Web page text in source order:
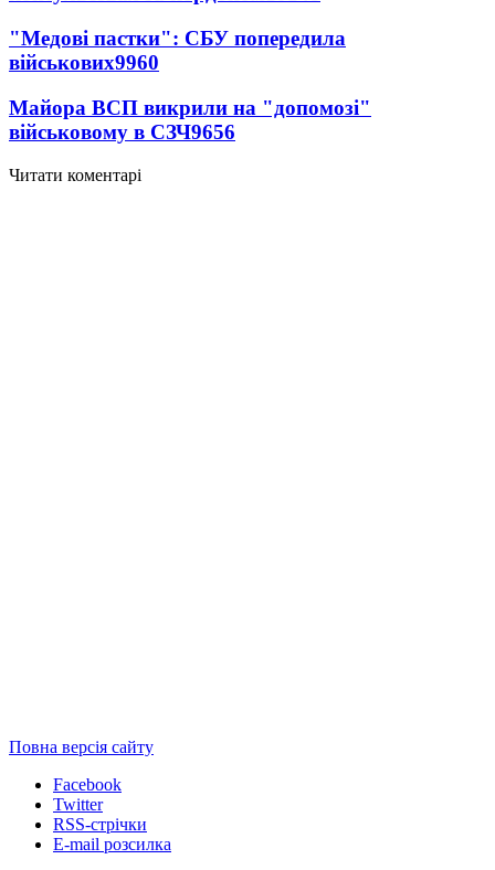
"Медові пастки": СБУ попередила
військових9960
Майора ВСП викрили на "допомозі"
військовому в СЗЧ9656
Читати коментарі
Повна версія сайту
Facebook
Twitter
RSS-стрічки
E-mail розсилка